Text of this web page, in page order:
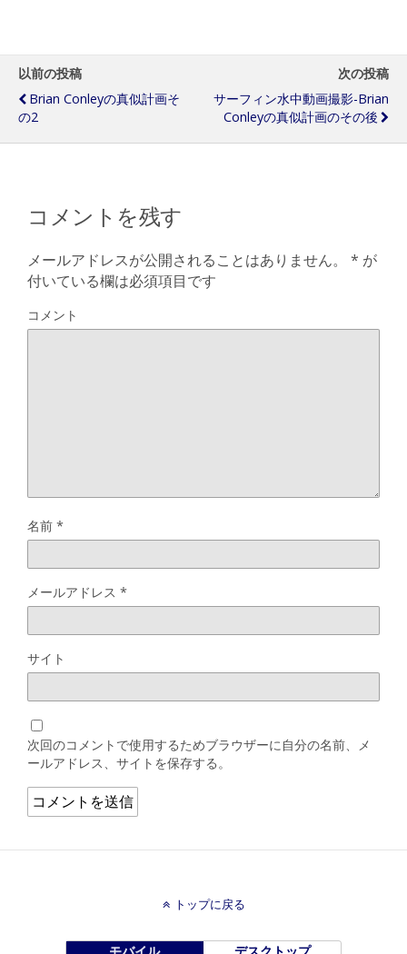
以前の投稿
Brian Conleyの真似計画そ
の2
次の投稿
サーフィン水中動画撮影-Brian
Conleyの真似計画のその後
コメントを残す
メールアドレスが公開されることはありません。 * が
付いている欄は必須項目です
コメント
名前 *
メールアドレス *
サイト
次回のコメントで使用するためブラウザーに自分の名前、メ
ールアドレス、サイトを保存する。
トップに戻る